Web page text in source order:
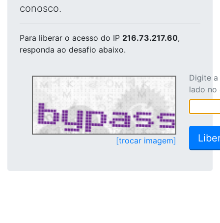
conosco.
Para liberar o acesso do IP 216.73.217.60,
responda ao desafio abaixo.
[trocar imagem]
Digite
lado no